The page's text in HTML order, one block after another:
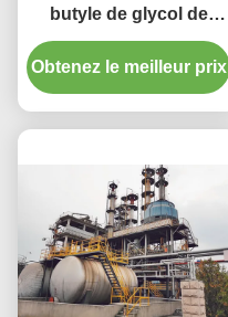
butyle de glycol de
tripropylène du
dissolvant TPNB de
Leatherwear de
Obtenez le meilleur prix